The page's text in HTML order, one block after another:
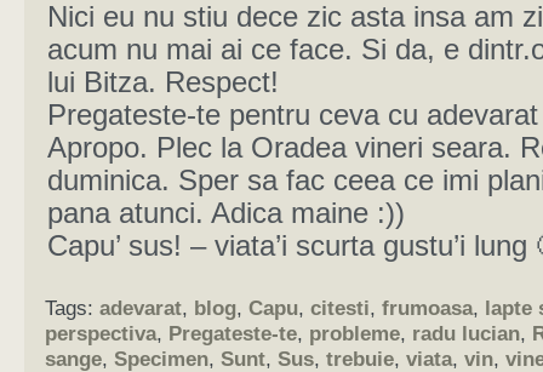
Nici eu nu stiu dece zic asta insa am
acum nu mai ai ce face. Si da, e
lui Bitza. Respect!
Pregateste-te pentru ceva cu
Apropo. Plec la Oradea vineri seara.
duminica. Sper sa fac ceea ce imi
pana atunci. Adica maine :))
Capu’ sus! – viata’i scurta gustu’i lung
Tags: adevarat, blog, Capu, citesti, frumoasa, lapte
perspectiva, Pregateste-te, probleme, radu lucian,
sange, Specimen, Sunt, Sus, trebuie, viata, vin,